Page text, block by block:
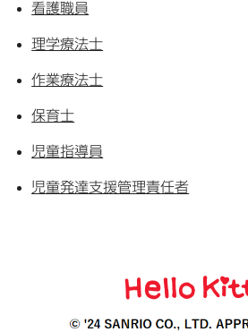
看護職員
理学療法士
作業療法士
保育士
児童指導員
児童発達支援管理責任者